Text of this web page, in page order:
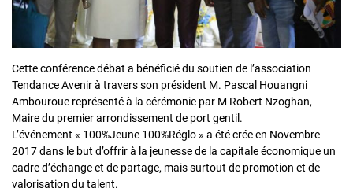
Cette conférence débat a bénéficié du soutien de l’association
Tendance Avenir à travers son président M. Pascal Houangni
Ambouroue représenté à la cérémonie par M Robert Nzoghan,
Maire du premier arrondissement de port gentil.
L’événement « 100%Jeune 100%Réglo » a été crée en Novembre
2017 dans le but d’offrir à la jeunesse de la capitale économique un
cadre d’échange et de partage, mais surtout de promotion et de
valorisation du talent.